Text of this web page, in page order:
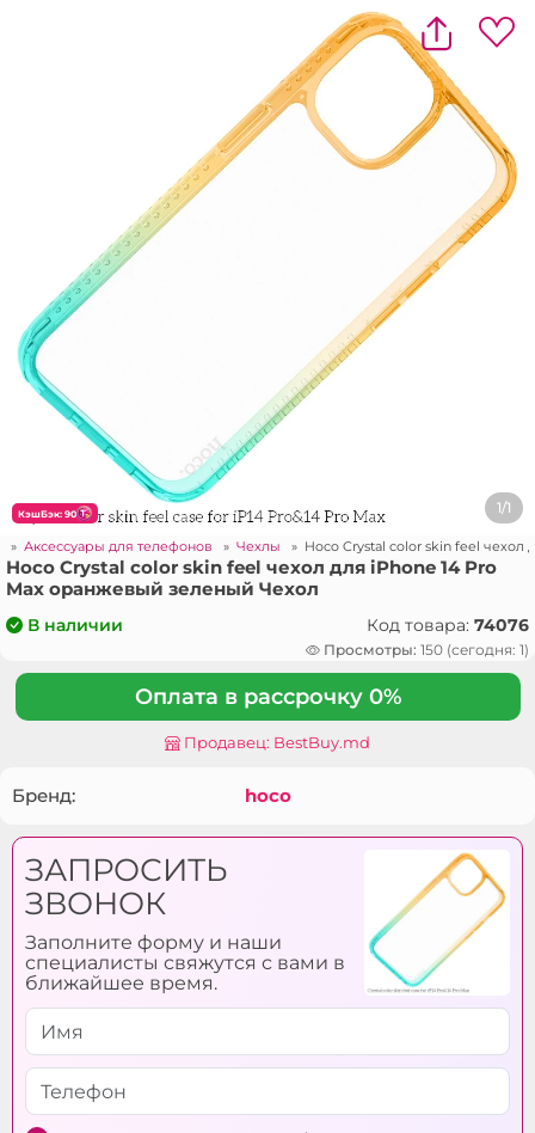
КэшБэк: 90 1/1
» Аксессуары для телефонов » Чехлы » Hoco Crystal color skin feel
Hoco Crystal color skin feel чехол для iPhone 14 Pro
Max оранжевый зеленый Чехол
В наличии Код товара: 74076
Просмотры: 150 (сегодня: 1)
Оплата в рассрочку 0%
Продавец: BestBuy.md
Бренд: hoco
ЗАПРОСИТЬ
ЗВОНОК
Заполните форму и наши
специалисты свяжутся с вами в
ближайшее время.